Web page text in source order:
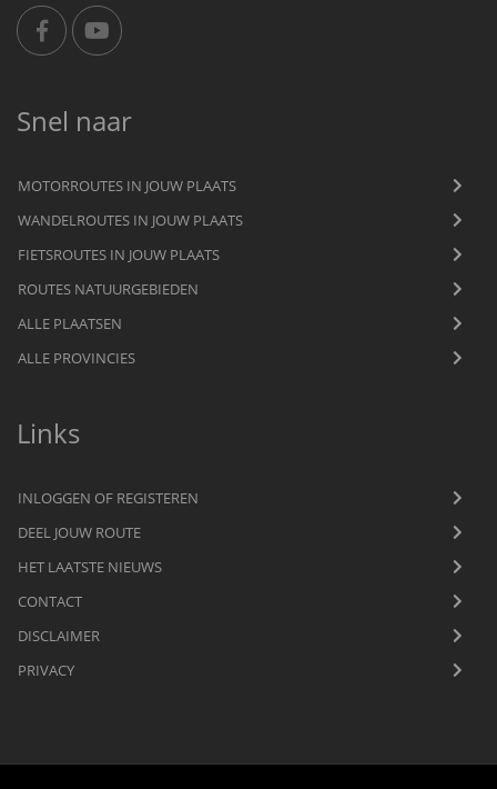
Snel naar
MOTORROUTES IN JOUW PLAATS
WANDELROUTES IN JOUW PLAATS
FIETSROUTES IN JOUW PLAATS
ROUTES NATUURGEBIEDEN
ALLE PLAATSEN
ALLE PROVINCIES
Links
INLOGGEN OF REGISTEREN
DEEL JOUW ROUTE
HET LAATSTE NIEUWS
CONTACT
DISCLAIMER
PRIVACY